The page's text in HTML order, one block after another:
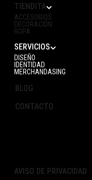
TIENDITA
ACCESORIOS
DECORACIÓN
ROPA
SERVICIOS
DISEÑO
IDENTIDAD
MERCHANDASING
BLOG
CONTACTO
AVISO DE PRIVACIDAD